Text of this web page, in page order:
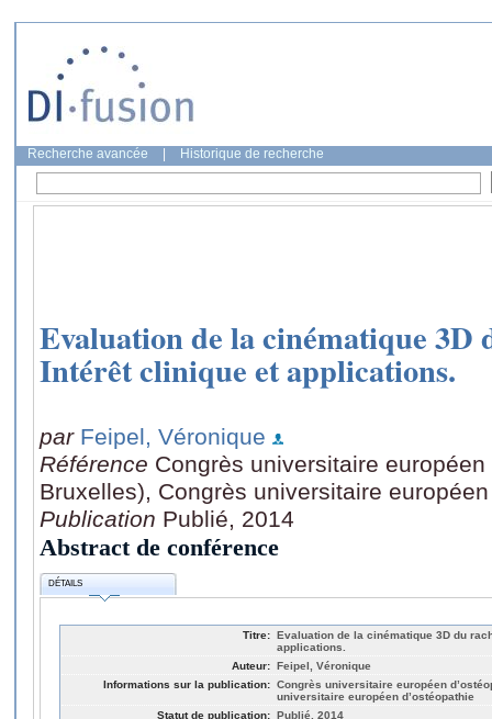
Recherche avancée Historique de recherche
Evaluation de la cinématique 3D
Intérêt clinique et applications.
par Feipel, Véronique
Référence Congrès universitaire européen
Bruxelles), Congrès universitaire européen
Publication Publié, 2014
Abstract de conférence
DÉTAILS
Titre: Evaluation de la cinématique 3D du
applications.
Auteur: Feipel, Véronique
Informations sur la publication: Congrès universitaire européen
universitaire européen d’ostéopathie
Statut de publication: Publié, 2014